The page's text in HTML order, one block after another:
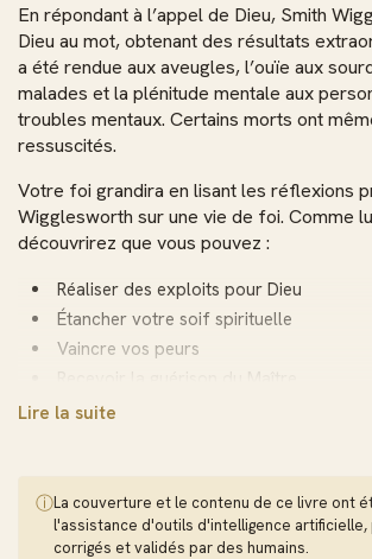
En répondant à l’appel de Dieu, Smith
Dieu au mot, obtenant des résultats
a été rendue aux aveugles, l’ouïe aux
malades et la plénitude mentale aux
troubles mentaux. Certains morts ont
ressuscités.
Votre foi grandira en lisant les réflexions
Wigglesworth sur une vie de foi. Comme
découvrirez que vous pouvez :
Réaliser des exploits pour Dieu
Étancher votre soif spirituelle
Vaincre vos peurs
Prendre autorité sur Satan
En explorant quotidiennement ces vérités
foi, vous vous connecterez à la puissance
Lire la suite
ⓘLa couverture et le contenu de ce livre ont
l'assistance d'outils d'intelligence artificielle,
corrigés et validés par des humains.